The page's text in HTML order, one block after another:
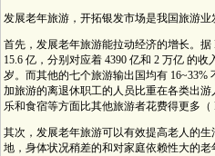
发展老年旅游，开拓银发市场是我国旅游业
首先，发展老年旅游能拉动经济的增长。据
15.6 亿，分别对应着 4390 亿和 2 万亿 的
岁。而其他的七个旅游输出国均有 16~33%
加旅游的离退休职工的人员比重在各类出
乐和食宿等方面比其他旅游者花费得更多（
其次，发展老年旅游可以有效提高老人的
地，身体状况稍差的和对家庭依赖性大的